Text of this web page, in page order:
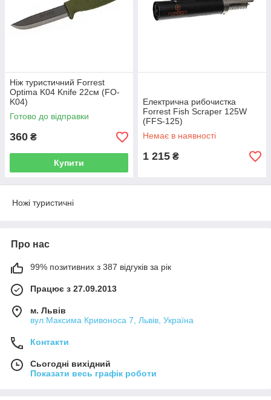
Ніж туристичний Forrest
Optima K04 Knife 22см (FO-
K04)
Готово до відправки
360 ₴
Купити
Електрична рибочистка
Forrest Fish Scraper 125W
(FFS-125)
Немає в наявності
1 215 ₴
Ножі туристичні
Про нас
99% позитивних з 387 відгуків за рік
Працює з 27.09.2013
м. Львів
вул.Максима Кривоноса 7, Львів, Україна
Контакти
Сьогодні вихідний
Показати весь графік роботи